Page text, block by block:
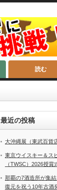
読む
最近の投稿
大沖縄展（東武百貨
東京ウイスキー＆ス
（TWSC）2026授賞
那覇の7酒造所が集
復元を祝う10年古酒